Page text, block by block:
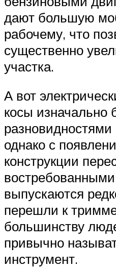
дают большую
рабочему, что
существенно
участка.
А вот
косы изначально
разновидностями
однако с
конструкции
выпускаются
перешли к
большинству
привычно
инструмент.